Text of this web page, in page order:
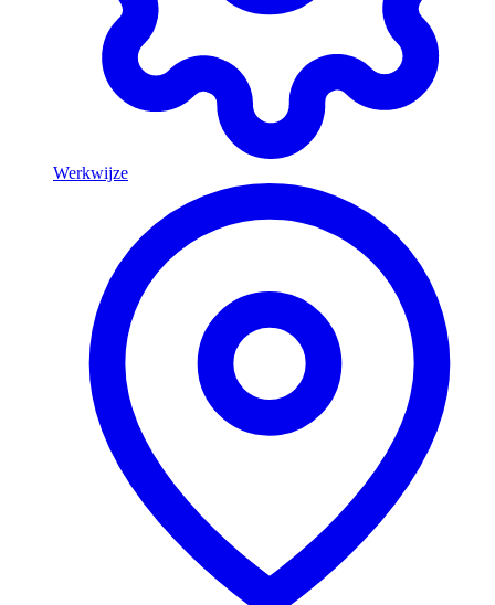
Werkwijze